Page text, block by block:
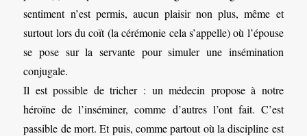
sentiment n’est permis, aucun plaisir non plus, même et
surtout lors du coït (la cérémonie cela s’appelle) où l’épouse
se pose sur la servante pour simuler une insémination
conjugale.
Il est possible de tricher : un médecin propose à notre
héroïne de l’inséminer, comme d’autres l’ont fait. C’est
passible de mort. Et puis, comme partout où la discipline est